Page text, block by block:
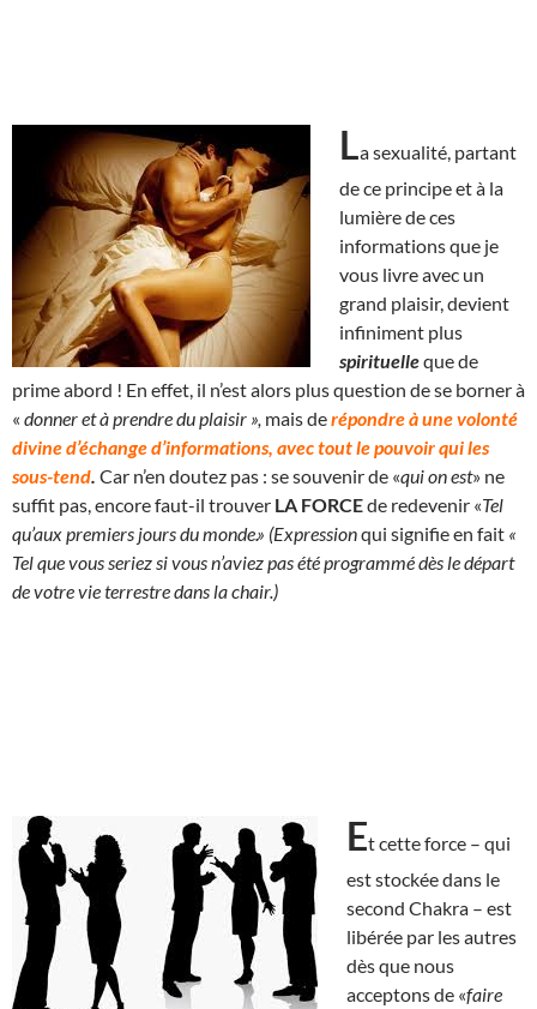
La sexualité, partant
de ce principe et à la
lumière de ces
informations que je
vous livre avec un
grand plaisir, devient
infiniment plus
spirituelleque de
prime abord ! En effet, il n’est alors plus question de se borner à
« donner et à prendre du plaisir », mais derépondre à une volonté
divine d’échange d’informations, avec tout le pouvoir qui les
sous-tend Car n’en doutez pas : se souvenir de «qui on est» ne
suffit pas, encore faut-il trouver LA FORCEde redevenir «Tel
qu’aux premiers jours du monde.» (Expressionqui signifie en fait «
Tel que vous seriez si vous n’aviez pas été programmé dès le départ
de votre vie terrestre dans la chair.)
Et cette force – qui
est stockée dans le
second Chakra – est
libérée par les autres
dès que nous
acceptons de «faire